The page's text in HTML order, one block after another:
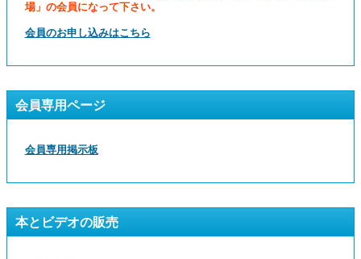
場」の会員になって下さい。
会員のお申し込みはこちら
会員専用ページ
会員専用掲示板
本とビデオの販売